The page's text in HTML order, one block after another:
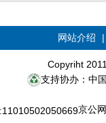
网站介绍
Copyriht
支持协办：中
京公